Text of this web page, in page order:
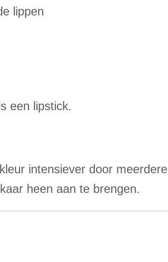
lippen
een lipstick.
intensiever door meerdere
heen aan te brengen.